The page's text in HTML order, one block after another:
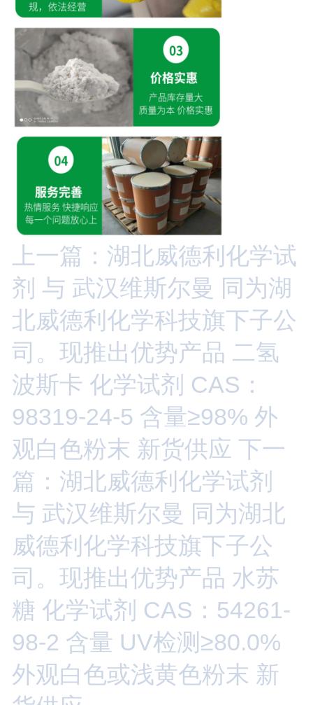
上一篇：湖北威德利化学试
剂 与 武汉维斯尔曼 同为湖
北威德利化学科技旗下子公
司。现推出优势产品 二氢
波斯卡 化学试剂 CAS：
98319-24-5 含量≥98% 外
观白色粉末 新货供应 下一
篇：湖北威德利化学试剂
与 武汉维斯尔曼 同为湖北
威德利化学科技旗下子公
司。现推出优势产品 水苏
糖 化学试剂 CAS：54261-
98-2 含量 UV检测≥80.0%
外观白色或浅黄色粉末 新